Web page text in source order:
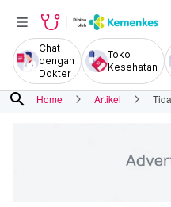
Chat
dengan
Dokter
Toko
Kesehatan
search Home Artikel